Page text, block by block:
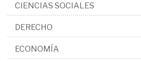
CIENCIAS SOCIALES
DERECHO
ECONOMÍA